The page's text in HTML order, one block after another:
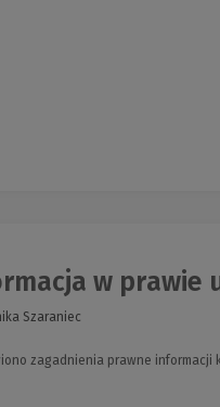
w prawie
Szaraniec
zagadnienia prawne